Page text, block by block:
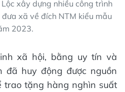
xây dựng nhiều công trình
xã về đích NTM kiểu mẫu
2023.
xã hội, bằng uy tín và
đã huy động được nguồn
trao tặng hàng nghìn suất